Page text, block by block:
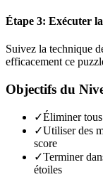
Étape 3: Exécuter
Suivez la technique
efficacement ce
Objectifs du
✓Éliminer
✓Utiliser des
score
✓Terminer
étoiles